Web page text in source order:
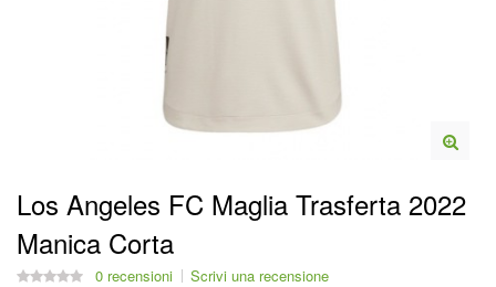
Los Angeles FC Maglia Trasferta 2022
Manica Corta
0 recensioni Scrivi una recensione